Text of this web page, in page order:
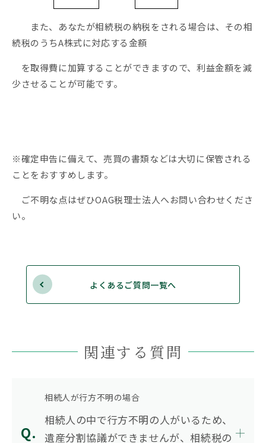
また、あなたが相続税の納税をされる場合は、その相
続税のうちA株式に対応する金額
を取得費に加算することができますので、利益金額を減
少させることが可能です。
※確定申告に備えて、売買の書類などは大切に保管される
ことをおすすめします。
ご不明な点はぜひOAG税理士法人へお問い合わせくださ
い。
よくあるご質問一覧へ
関連する質問
相続人が行方不明の場合
相続人の中で行方不明の人がいるため、
遺産分割協議ができませんが、相続税の